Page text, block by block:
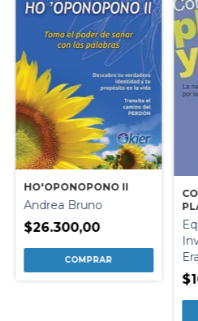
HO'OPONOPONO II
Andrea Bruno
$26.300,00